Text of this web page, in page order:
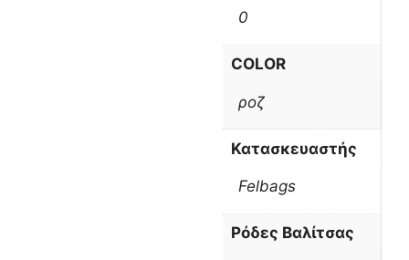
0
COLOR
ροζ
Κατασκευαστής
Felbags
Ρόδες Βαλίτσας